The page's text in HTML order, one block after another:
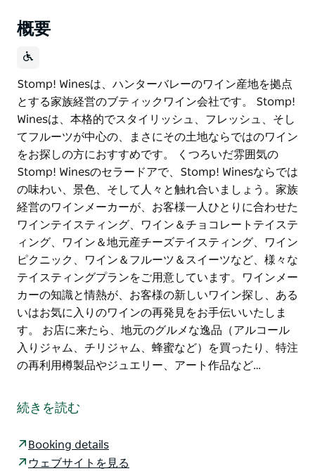
概要
Stomp! Winesは、ハンターバレーのワイン産地を拠点
とする家族経営のブティックワイン会社です。 Stomp!
Winesは、本格的でスタイリッシュ、フレッシュ、そし
てフルーツが中心の、まさにその土地ならではのワイン
をお探しの方におすすめです。 くつろいだ雰囲気の
Stomp! Winesのセラードアで、Stomp! Winesならでは
の味わい、景色、そして人々と触れ合いましょう。家族
経営のワインメーカーが、お客様一人ひとりに合わせた
ワインテイスティング、ワイン＆チョコレートテイステ
ィング、ワイン＆地元産チーズテイスティング、ワイン
ピクニック、ワイン＆フルーツ＆スイーツなど、様々な
テイスティングプランをご用意しています。ワインメー
カーの知識と情熱が、お客様の新しいワイン探し、ある
いはお気に入りのワインの再発見をお手伝いいたしま
す。 お店に来たら、地元のグルメな逸品（アルコール
入りジャム、チリジャム、蜂蜜など）を買ったり、特注
の再利用樽製品やジュエリー、アート作品など…
とする家族経営のブティックワイン会社です。
ュ、そしてフルーツが中心の、まさにその土地ならでは
のワインをお探しの方におすすめです。
続きを読む
Booking details
ウェブサイトを見る